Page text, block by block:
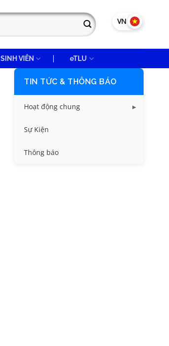
VN EN
SINH VIÊN eTLU
TIN TỨC & THÔNG BÁO
Hoạt động chung
Tin công tác sinh viên
Tin đào tạo
Sự Kiện
Thông báo